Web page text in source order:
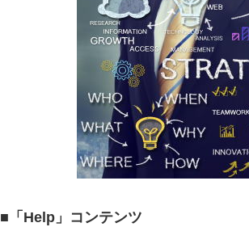
■「Help」コンテンツ